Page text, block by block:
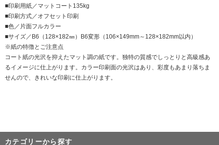
■印刷用紙／マットコート135kg
■印刷方式／オフセット印刷
■色／片面フルカラー
■サイズ／B6（128×182㎜）B6変形（106×149mm～128×182mm以内）
※紙の特徴とご注意点
コート紙の光沢を抑えたマット調の紙です。独特の質感でしっとりと高級感あ
るイメージに仕上がります。カラー印刷面の光沢はあり、彩度もあまり落ちま
せんので、きれいな印刷に仕上がります。
カテゴリーから探す